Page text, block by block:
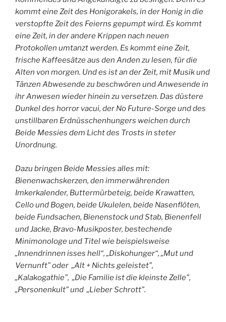
kommt eine Zeit des Honigorakels, in der Honig in die
verstopfte Zeit des Feierns gepumpt wird. Es kommt
eine Zeit, in der andere Krippen nach neuen
Protokollen umtanzt werden. Es kommt eine Zeit,
frische Kaffeesätze aus den Anden zu lesen, für die
Alten von morgen. Und es ist an der Zeit, mit Musik und
Tänzen Abwesende zu beschwören und Anwesende in
ihr Anwesen wieder hinein zu versetzen. Das düstere
Dunkel des horror vacui, der No Future-Sorge und des
unstillbaren Erdnüsschenhungers weichen durch
Beide Messies dem Licht des Trosts in steter
Unordnung.
Dazu bringen Beide Messies alles mit:
Bienenwachskerzen, den immerwährenden
Imkerkalender, Buttermürbeteig, beide Krawatten,
Cello und Bogen, beide Ukulelen, beide Nasenflöten,
beide Fundsachen, Bienenstock und Stab, Bienenfell
und Jacke, Bravo-Musikposter, bestechende
Minimonologe und Titel wie beispielsweise
„Innendrinnen isses hell“, „Diskohunger“, „Mut und
Vernunft” oder „Alt + Nichts geleistet”,
„Kalakogathie”, „Die Familie ist die kleinste Zelle”,
„Personenkult” und „Lieber Schrott”.